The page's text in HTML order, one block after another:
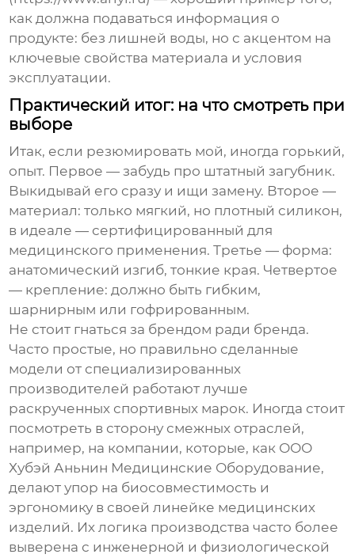
как должна подаваться информация о
продукте: без лишней воды, но с акцентом на
ключевые свойства материала и условия
эксплуатации.
Практический итог: на что смотреть при
выборе
Итак, если резюмировать мой, иногда горький,
опыт. Первое — забудь про штатный загубник.
Выкидывай его сразу и ищи замену. Второе —
материал: только мягкий, но плотный силикон,
в идеале — сертифицированный для
медицинского применения. Третье — форма:
анатомический изгиб, тонкие края. Четвертое
— крепление: должно быть гибким,
шарнирным или гофрированным.
Не стоит гнаться за брендом ради бренда.
Часто простые, но правильно сделанные
модели от специализированных
производителей работают лучше
раскрученных спортивных марок. Иногда стоит
посмотреть в сторону смежных отраслей,
например, на компании, которые, как ООО
Хубэй Аньнин Медицинские Оборудование,
делают упор на биосовместимость и
эргономику в своей линейке медицинских
изделий. Их логика производства часто более
выверена с инженерной и физиологической